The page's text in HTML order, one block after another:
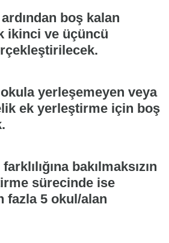
boş kalan
ikinci ve üçüncü
yerleşemeyen veya
ek yerleştirme için boş
bakılmaksızın
sürecinde ise
fazla 5 okul/alan